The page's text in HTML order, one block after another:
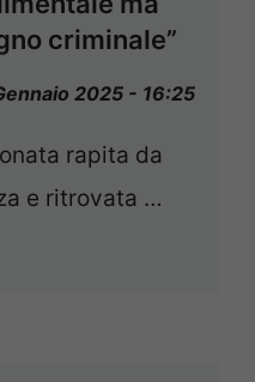
criminale”
2025 - 16:25
rapita da
e ritrovata …